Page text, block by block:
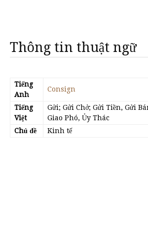
Thông tin thuật ngữ
Tiếng
Anh
Consign
Tiếng
Việt
Gửi; Gửi Chở; Gửi Tiền, Gửi
Giao Phó, Ủy Thác
Chủ đề
Kinh tế